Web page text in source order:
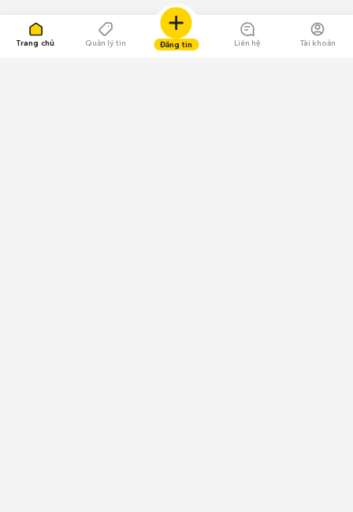
Trang chủ Quản lý tin Đăng tin Liên hệ Tài khoản